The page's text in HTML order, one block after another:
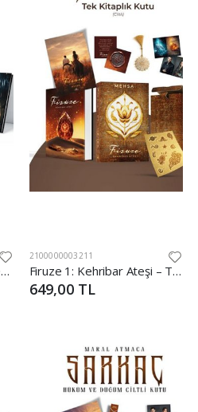
Geceye Konuşanlar 1 – Hediyeli Kutu
2100000003211
Firuze 1: Kehribar Ateşi – Tek Kitaplık Kutu
649,00 TL